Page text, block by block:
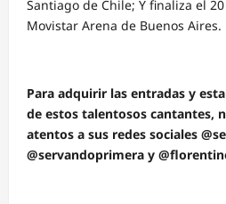
Santiago de Chile; Y finaliza el
Movistar Arena de Buenos Aires.
Para adquirir las entradas y
de estos talentosos cantantes,
atentos a sus redes sociales
@servandoprimera y